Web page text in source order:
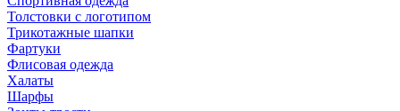
Толстовки с логотипом
Трикотажные шапки
Фартуки
Флисовая одежда
Халаты
Шарфы